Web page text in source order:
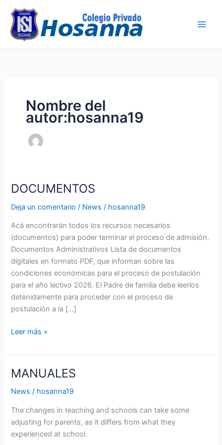
contenido
Nombre del
autor:hosanna19
DOCUMENTOS
Deja un comentario / News / hosanna19
Acá encontrarán todos los recursos necesarios
(documentos) para poder terminar el proceso de admisión.
Documentos Administrativos Lista de documentos
digitales en formato PDF, que informan sobre las
condiciones económicas para el proceso de postulación
para el año lectivo 2026. El Padre de familia debe leerlos
detenidamente para proceder con el proceso de
postulación a la […]
DOCUMENTOS
Leer más »
MANUALES
News / hosanna19
The changes in teaching and schools can take some
adjusting for parents, as it differs from what they
experienced at school.
MANUALES